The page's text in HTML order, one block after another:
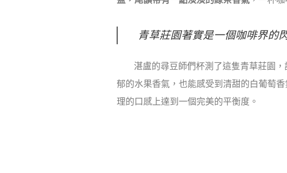
青草莊園著實是一個咖啡界的
湛盧的尋豆師們杯測了這隻青草莊園，
郁的水果香氣，也能感受到清甜的白葡萄
理的口感上達到一個完美的平衡度。